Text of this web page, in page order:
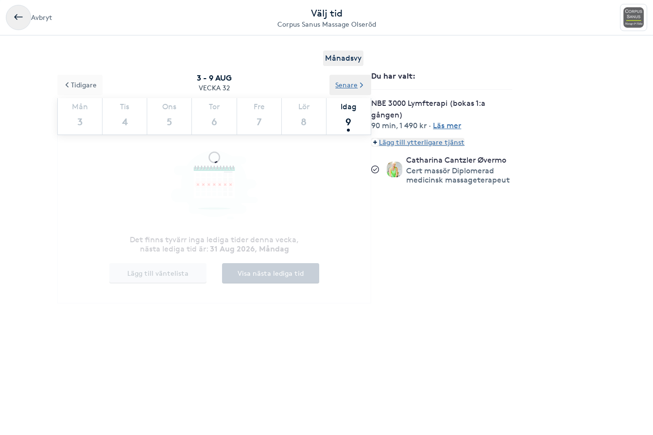
Avbryt Välj tid
Corpus Sanus Massage Olseröd
Månadsvy
3 - 9 AUG
VECKA 32
Mån
3
Tis
4
Ons
5
Tor
6
Fre
7
Lör
8
Idag
9
Tidigare Senare
Det finns tyvärr inga lediga tider denna vecka,
nästa lediga tid är: 31 Aug 2026, Måndag
Lägg till väntelista Visa nästa lediga tid
Du har valt:
NBE 3000 Lymfterapi (bokas 1:a
gången)
90 min,1 490 kr · Läs mer
Lägg till ytterligare tjänst
Catharina Cantzler Øvermo
Cert massör Diplomerad
medicinsk massageterapeut